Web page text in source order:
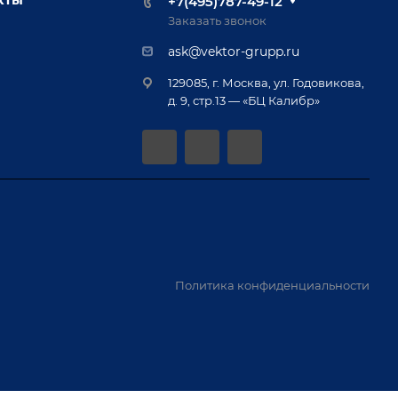
Заказать звонок
ask@vektor-grupp.ru
129085, г. Москва, ул. Годовикова,
д. 9, стр.13 — «БЦ Калибр»
Политика конфиденциальности